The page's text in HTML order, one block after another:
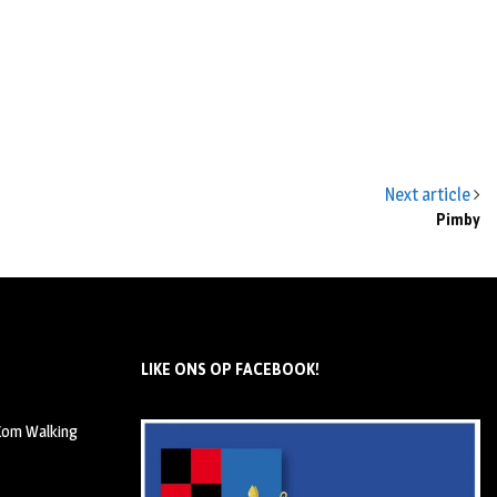
Next article
Pimby
Walking
LIKE ONS OP FACEBOOK!